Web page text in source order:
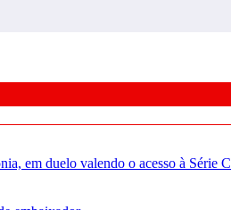
em duelo valendo o acesso à Série C